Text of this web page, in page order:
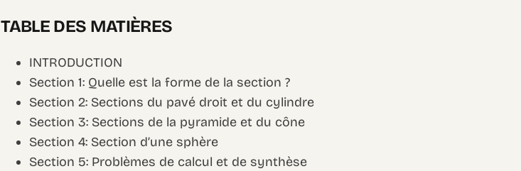
TABLE DES MATIÈRES
INTRODUCTION
Section 1: Quelle est la forme de la section ?
Section 2: Sections du pavé droit et du cylindre
Section 3: Sections de la pyramide et du cône
Section 4: Section d’une sphère
Section 5: Problèmes de calcul et de synthèse